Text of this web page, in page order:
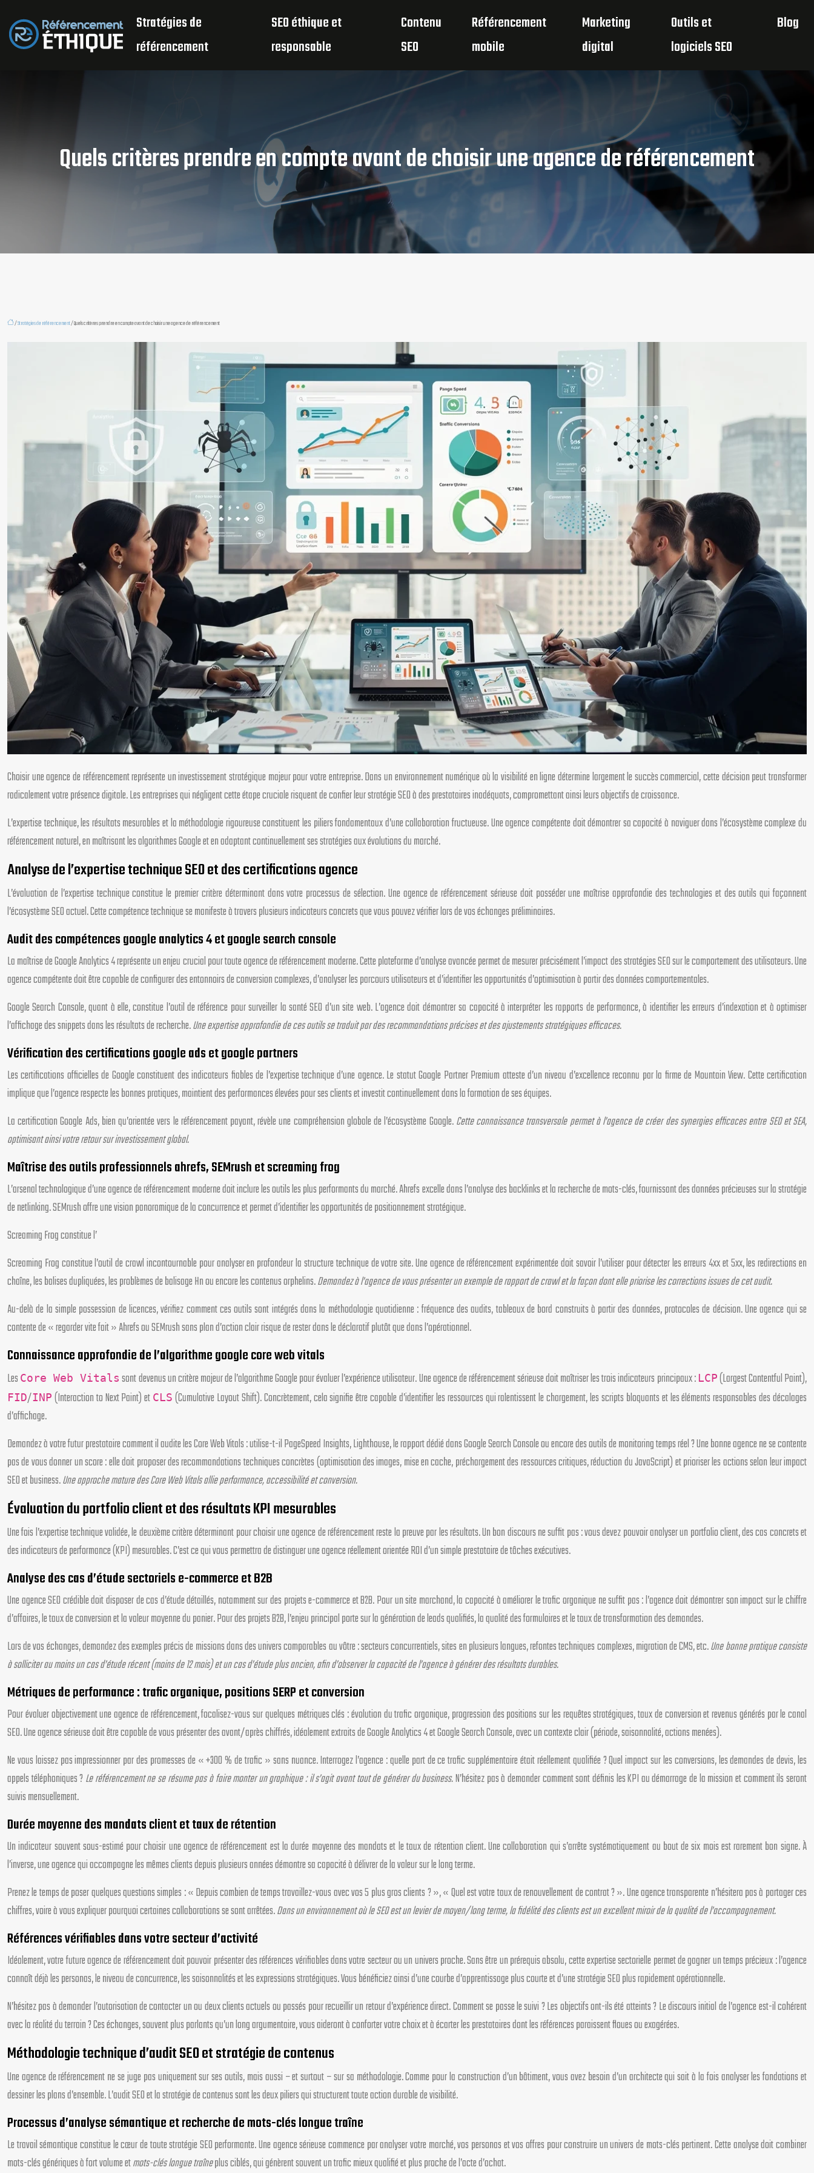
Stratégies de
référencement
SEO éthique et
responsable
Contenu
SEO
Référencement
mobile
Marketing
digital
Outils et
logiciels SEO
Blog
Quels critères prendre en compte avant de choisir une agence de référencement
/Stratégies de référencement/ Quels critères prendre en compte avant de choisir une agence de référencement
Choisir une agence de référencement représente un investissement stratégique majeur pour votre entreprise. Dans un environnement numérique où la visibilité en ligne détermine largement le succès commercial, cette décision peut transformer
radicalement votre présence digitale. Les entreprises qui négligent cette étape cruciale risquent de confier leur stratégie SEO à des prestataires inadéquats, compromettant ainsi leurs objectifs de croissance.
L’expertise technique, les résultats mesurables et la méthodologie rigoureuse constituent les piliers fondamentaux d’une collaboration fructueuse. Une agence compétente doit démontrer sa capacité à naviguer dans l’écosystème complexe du
référencement naturel, en maîtrisant les algorithmes Google et en adaptant continuellement ses stratégies aux évolutions du marché.
Analyse de l’expertise technique SEO et des certifications agence
L’évaluation de l’expertise technique constitue le premier critère déterminant dans votre processus de sélection. Une agence de référencement sérieuse doit posséder une maîtrise approfondie des technologies et des outils qui façonnent
l’écosystème SEO actuel. Cette compétence technique se manifeste à travers plusieurs indicateurs concrets que vous pouvez vérifier lors de vos échanges préliminaires.
Audit des compétences google analytics 4 et google search console
La maîtrise de Google Analytics 4 représente un enjeu crucial pour toute agence de référencement moderne. Cette plateforme d’analyse avancée permet de mesurer précisément l’impact des stratégies SEO sur le comportement des utilisateurs. Une
agence compétente doit être capable de configurer des entonnoirs de conversion complexes, d’analyser les parcours utilisateurs et d’identifier les opportunités d’optimisation à partir des données comportementales.
Google Search Console, quant à elle, constitue l’outil de référence pour surveiller la santé SEO d’un site web. L’agence doit démontrer sa capacité à interpréter les rapports de performance, à identifier les erreurs d’indexation et à optimiser
l’affichage des snippets dans les résultats de recherche.Une expertise approfondie de ces outils se traduit par des recommandations précises et des ajustements stratégiques efficaces.
Vérification des certifications google ads et google partners
Les certifications officielles de Google constituent des indicateurs fiables de l’expertise technique d’une agence. Le statut Google Partner Premium atteste d’un niveau d’excellence reconnu par la firme de Mountain View. Cette certification
implique que l’agence respecte les bonnes pratiques, maintient des performances élevées pour ses clients et investit continuellement dans la formation de ses équipes.
La certification Google Ads, bien qu’orientée vers le référencement payant, révèle une compréhension globale de l’écosystème Google.Cette connaissance transversale permet à l’agence de créer des synergies efficaces entre SEO et SEA,
optimisant ainsi votre retour sur investissement global.
Maîtrise des outils professionnels ahrefs, SEMrush et screaming frog
L’arsenal technologique d’une agence de référencement moderne doit inclure les outils les plus performants du marché. Ahrefs excelle dans l’analyse des backlinks et la recherche de mots-clés, fournissant des données précieuses sur la stratégie
de netlinking. SEMrush offre une vision panoramique de la concurrence et permet d’identifier les opportunités de positionnement stratégique.
Screaming Frog constitue l’
Screaming Frog constitue l’outil de crawl incontournable pour analyser en profondeur la structure technique de votre site. Une agence de référencement expérimentée doit savoir l’utiliser pour détecter les erreurs 4xx et 5xx, les redirections en
chaîne, les balises dupliquées, les problèmes de balisage Hn ou encore les contenus orphelins.Demandez à l’agence de vous présenter un exemple de rapport de crawl et la façon dont elle priorise les corrections issues de cet audit.
Au-delà de la simple possession de licences, vérifiez comment ces outils sont intégrés dans la méthodologie quotidienne : fréquence des audits, tableaux de bord construits à partir des données, protocoles de décision. Une agence qui se
contente de « regarder vite fait » Ahrefs ou SEMrush sans plan d’action clair risque de rester dans le déclaratif plutôt que dans l’opérationnel.
Connaissance approfondie de l’algorithme google core web vitals
Les Core Web Vitals sont devenus un critère majeur de l’algorithme Google pour évaluer l’expérience utilisateur. Une agence de référencement sérieuse doit maîtriser les trois indicateurs principaux : LCP (Largest Contentful Paint),
FID/INP (Interaction to Next Paint) et CLS (Cumulative Layout Shift). Concrètement, cela signifie être capable d’identifier les ressources qui ralentissent le chargement, les scripts bloquants et les éléments responsables des décalages
d’affichage.
Demandez à votre futur prestataire comment il audite les Core Web Vitals : utilise-t-il PageSpeed Insights, Lighthouse, le rapport dédié dans Google Search Console ou encore des outils de monitoring temps réel ? Une bonne agence ne se contente
pas de vous donner un score : elle doit proposer des recommandations techniques concrètes (optimisation des images, mise en cache, préchargement des ressources critiques, réduction du JavaScript) et prioriser les actions selon leur impact
SEO et business.Une approche mature des Core Web Vitals allie performance, accessibilité et conversion.
Évaluation du portfolio client et des résultats KPI mesurables
Une fois l’expertise technique validée, le deuxième critère déterminant pour choisir une agence de référencement reste la preuve par les résultats. Un bon discours ne suffit pas : vous devez pouvoir analyser un portfolio client, des cas concrets et
des indicateurs de performance (KPI) mesurables. C’est ce qui vous permettra de distinguer une agence réellement orientée ROI d’un simple prestataire de tâches exécutives.
Analyse des cas d’étude sectoriels e-commerce et B2B
Une agence SEO crédible doit disposer de cas d’étude détaillés, notamment sur des projets e-commerce et B2B. Pour un site marchand, la capacité à améliorer le trafic organique ne suffit pas : l’agence doit démontrer son impact sur le chiffre
d’affaires, le taux de conversion et la valeur moyenne du panier. Pour des projets B2B, l’enjeu principal porte sur la génération de leads qualifiés, la qualité des formulaires et le taux de transformation des demandes.
Lors de vos échanges, demandez des exemples précis de missions dans des univers comparables au vôtre : secteurs concurrentiels, sites en plusieurs langues, refontes techniques complexes, migration de CMS, etc.Une bonne pratique consiste
à solliciter au moins un cas d’étude récent (moins de 12 mois) et un cas d’étude plus ancien, afin d’observer la capacité de l’agence à générer des résultats durables.
Métriques de performance : trafic organique, positions SERP et conversion
Pour évaluer objectivement une agence de référencement, focalisez-vous sur quelques métriques clés : évolution du trafic organique, progression des positions sur les requêtes stratégiques, taux de conversion et revenus générés par le canal
SEO. Une agence sérieuse doit être capable de vous présenter des avant/après chiffrés, idéalement extraits de Google Analytics 4 et Google Search Console, avec un contexte clair (période, saisonnalité, actions menées).
Ne vous laissez pas impressionner par des promesses de « +300 % de trafic » sans nuance. Interrogez l’agence : quelle part de ce trafic supplémentaire était réellement qualifiée ? Quel impact sur les conversions, les demandes de devis, les
appels téléphoniques ? Le référencement ne se résume pas à faire monter un graphique : il s’agit avant tout de générer du business.N’hésitez pas à demander comment sont définis les KPI au démarrage de la mission et comment ils seront
suivis mensuellement.
Durée moyenne des mandats client et taux de rétention
Un indicateur souvent sous-estimé pour choisir une agence de référencement est la durée moyenne des mandats et le taux de rétention client. Une collaboration qui s’arrête systématiquement au bout de six mois est rarement bon signe. À
l’inverse, une agence qui accompagne les mêmes clients depuis plusieurs années démontre sa capacité à délivrer de la valeur sur le long terme.
Prenez le temps de poser quelques questions simples : « Depuis combien de temps travaillez-vous avec vos 5 plus gros clients ? », « Quel est votre taux de renouvellement de contrat ? ». Une agence transparente n’hésitera pas à partager ces
chiffres, voire à vous expliquer pourquoi certaines collaborations se sont arrêtées.Dans un environnement où le SEO est un levier de moyen/long terme, la fidélité des clients est un excellent miroir de la qualité de l’accompagnement.
Références vérifiables dans votre secteur d’activité
Idéalement, votre future agence de référencement doit pouvoir présenter des références vérifiables dans votre secteur ou un univers proche. Sans être un prérequis absolu, cette expertise sectorielle permet de gagner un temps précieux : l’agence
connaît déjà les personas, le niveau de concurrence, les saisonnalités et les expressions stratégiques. Vous bénéficiez ainsi d’une courbe d’apprentissage plus courte et d’une stratégie SEO plus rapidement opérationnelle.
N’hésitez pas à demander l’autorisation de contacter un ou deux clients actuels ou passés pour recueillir un retour d’expérience direct. Comment se passe le suivi ? Les objectifs ont-ils été atteints ? Le discours initial de l’agence est-il cohérent
avec la réalité du terrain ? Ces échanges, souvent plus parlants qu’un long argumentaire, vous aideront à conforter votre choix et à écarter les prestataires dont les références paraissent floues ou exagérées.
Méthodologie technique d’audit SEO et stratégie de contenus
Une agence de référencement ne se juge pas uniquement sur ses outils, mais aussi – et surtout – sur sa méthodologie. Comme pour la construction d’un bâtiment, vous avez besoin d’un architecte qui sait à la fois analyser les fondations et
dessiner les plans d’ensemble. L’audit SEO et la stratégie de contenus sont les deux piliers qui structurent toute action durable de visibilité.
Processus d’analyse sémantique et recherche de mots-clés longue traîne
Le travail sémantique constitue le cœur de toute stratégie SEO performante. Une agence sérieuse commence par analyser votre marché, vos personas et vos offres pour construire un univers de mots-clés pertinent. Cette analyse doit combiner
mots-clés génériques à fort volume etmots-clés longue traîneplus ciblés, qui génèrent souvent un trafic mieux qualifié et plus proche de l’acte d’achat.